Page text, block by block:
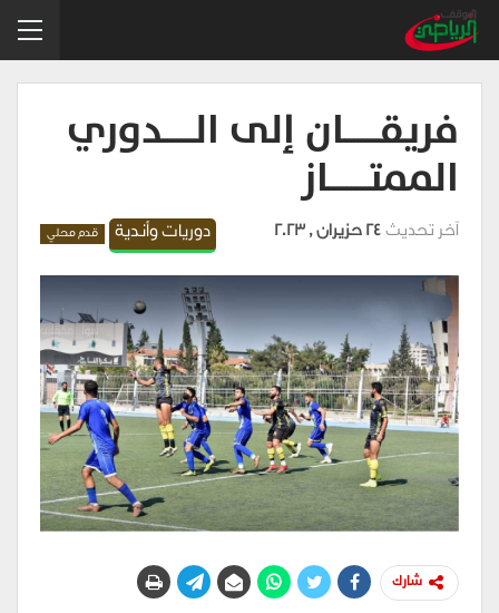
فريقــــــــان إلى الـــــــدوري
الممتـــــــــاز
دوريات وأندية قدم محلي آخر تحديث24 حزيران , 2023
شارك